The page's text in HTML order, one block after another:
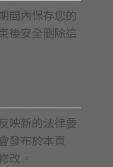
間內保存您的
後安全刪除這
映新的法律要
發布於本頁
改。